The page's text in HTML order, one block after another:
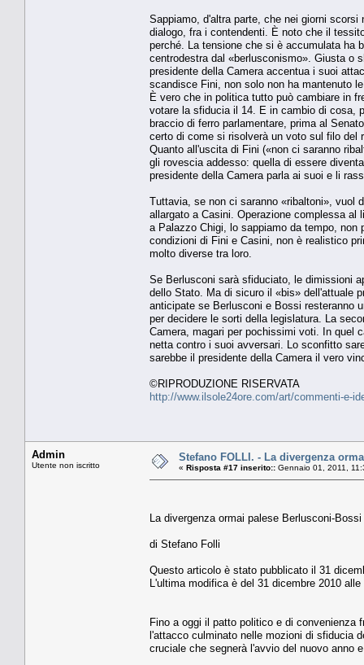
Sappiamo, d'altra parte, che nei giorni
dialogo, fra i contendenti. È noto che il
perché. La tensione che si è accumulata ha
centrodestra dal «berlusconismo». Giusta o
presidente della Camera accentua i suoi
scandisce Fini, non solo non ha mantenuto
È vero che in politica tutto può cambiare in
votare la sfiducia il 14. E in cambio di cosa,
braccio di ferro parlamentare, prima al
certo di come si risolverà un voto sul filo del
Quanto all'uscita di Fini («non ci saranno
gli rovescia addesso: quella di essere
presidente della Camera parla ai suoi e li
Tuttavia, se non ci saranno «ribaltoni», vuol
allargato a Casini. Operazione complessa
a Palazzo Chigi, lo sappiamo da tempo, non
condizioni di Fini e Casini, non è realistico
molto diverse tra loro.
Se Berlusconi sarà sfiduciato, le dimissioni
dello Stato. Ma di sicuro il «bis» dell'attuale
anticipate se Berlusconi e Bossi resteranno
per decidere le sorti della legislatura. La
Camera, magari per pochissimi voti. In quel
netta contro i suoi avversari. Lo sconfitto
sarebbe il presidente della Camera il vero
©RIPRODUZIONE RISERVATA
http://www.ilsole24ore.com/art/commenti-e-
Admin
Utente non iscritto
Stefano FOLLI. - La divergenza
« Risposta #17 inserito:: Gennaio 01, 2011,
La divergenza ormai palese Berlusconi-
di Stefano Folli
Questo articolo è stato pubblicato il 31
L'ultima modifica è del 31 dicembre 2010 alle
Fino a oggi il patto politico e di convenienza
l'attacco culminato nelle mozioni di sfiducia
cruciale che segnerà l'avvio del nuovo anno